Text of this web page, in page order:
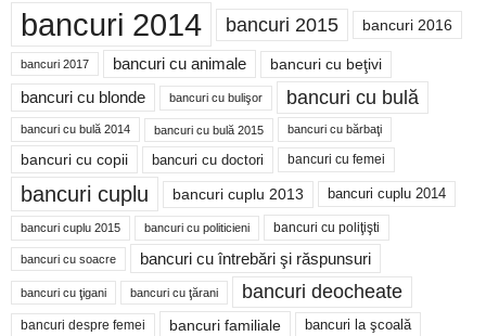
bancuri 2014 bancuri 2015 bancuri 2016
bancuri 2017 bancuri cu animale bancuri cu beţivi
bancuri cu blonde bancuri cu bulişor bancuri cu bulă
bancuri cu bulă 2014 bancuri cu bulă 2015 bancuri cu bărbaţi
bancuri cu copii bancuri cu doctori bancuri cu femei
bancuri cuplu bancuri cuplu 2013 bancuri cuplu 2014
bancuri cuplu 2015 bancuri cu politicieni bancuri cu poliţişti
bancuri cu soacre bancuri cu întrebări şi răspunsuri
bancuri cu ţigani bancuri cu ţărani bancuri deocheate
bancuri despre femei bancuri familiale bancuri la şcoală